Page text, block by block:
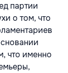
партии
о том, что
что именно